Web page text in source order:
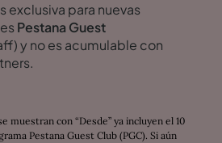
exclusiva para nuevas
Pestana Guest
y no es acumulable con
muestran con “Desde” ya incluyen el 10
Pestana Guest Club (PGC). Si aún